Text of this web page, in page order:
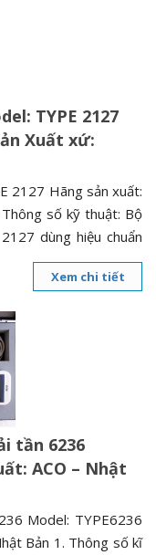
TYPE 2127
Xuất xứ:
2127 Hãng sản xuất:
số kỹ thuật: Bộ
dùng hiệu chuẩn
Xem chi tiết
tần 6236
ACO – Nhật
Model: TYPE6236
Bản 1. Thông số kĩ